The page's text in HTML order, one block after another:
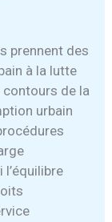
prennent des
à la lutte
de la
urbain